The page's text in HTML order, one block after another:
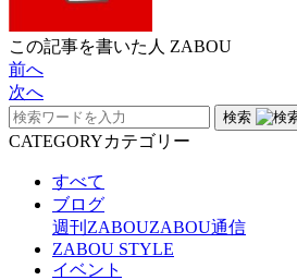
この記事を書いた人 ZABOU
前へ
次へ
検索
CATEGORYカテゴリー
すべて
ブログ
週刊ZABOUZABOU通信
ZABOU STYLE
イベント